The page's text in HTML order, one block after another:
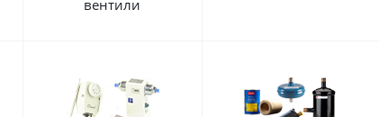
вентили